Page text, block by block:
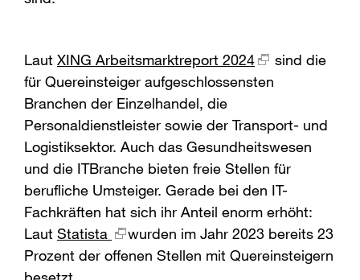
Laut XING Arbeitsmarktreport 2024
sind die
für Quereinsteiger aufgeschlossensten
Branchen der Einzelhandel, die
Personaldienstleister sowie der Transport- und
Logistiksektor. Auch das Gesundheitswesen
und die ITBranche bieten freie Stellen für
berufliche Umsteiger. Gerade bei den IT-
Fachkräften hat sich ihr Anteil enorm erhöht:
Laut Statista
wurden im Jahr 2023 bereits 23
Prozent der offenen Stellen mit Quereinsteigern